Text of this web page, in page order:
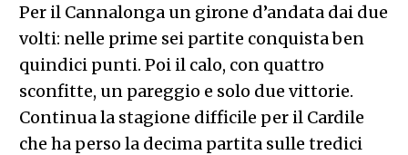
Per il Cannalonga un girone d’andata dai due
volti: nelle prime sei partite conquista ben
quindici punti. Poi il calo, con quattro
sconfitte, un pareggio e solo due vittorie.
Continua la stagione difficile per il Cardile
che ha perso la decima partita sulle tredici